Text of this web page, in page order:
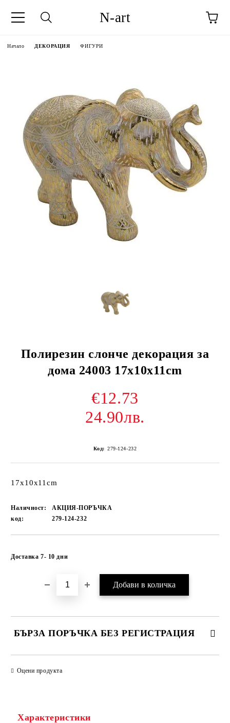
N-art
Начало ДЕКОРАЦИЯ ФИГУРИ
Полирезин слонче декорация за
дома 24003 17x10x11cm
€12.73
24.90лв.
Код: 279-124-232
17x10x11cm
Наличност:
АКЦИЯ-ПОРЪЧКА
код:
279-124-232
Доставка 7- 10 дни
БЪРЗА ПОРЪЧКА БЕЗ РЕГИСТРАЦИЯ
Оцени продукта
Характеристики